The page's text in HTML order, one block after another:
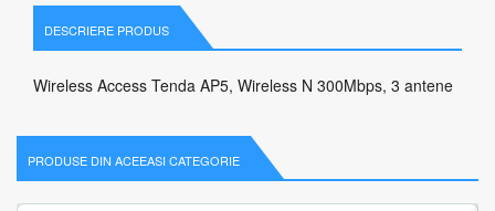
DESCRIERE PRODUS
Wireless Access Tenda AP5, Wireless N 300Mbps, 3 antene
PRODUSE DIN ACEEASI CATEGORIE